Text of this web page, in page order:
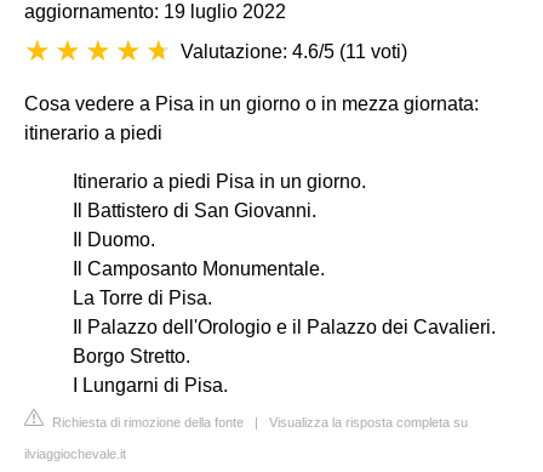
aggiornamento: 19 luglio 2022
Valutazione: 4.6/5 (11 voti)
Cosa vedere a Pisa in un giorno o in mezza giornata:
itinerario a piedi
Itinerario a piedi Pisa in un giorno.
Il Battistero di San Giovanni.
Il Duomo.
Il Camposanto Monumentale.
La Torre di Pisa.
Il Palazzo dell'Orologio e il Palazzo dei Cavalieri.
Borgo Stretto.
I Lungarni di Pisa.
Richiesta di rimozione della fonte | Visualizza la risposta completa su
ilviaggiochevale.it